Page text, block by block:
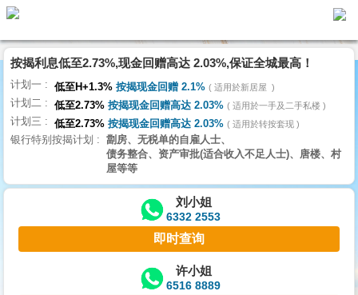
代
理
主
页
搵
楼/
交
业
主
按揭利息低至2.73%,现金回赠高达 2.03%,保证全城最高！
计划一 低至H+1.3% 按揭现金回赠 2.1% 适用於新居屋
计划二 低至2.73% 按揭现金回赠高达 2.03% 适用於一手及二手私楼
计划三 低至2.73% 按揭现金回赠高达 2.03% 适用於转按套现
银行特别按揭计划
劏房、无税单的自雇人士、
债务整合、资产审批(适合收入不足人士)、唐楼、村
屋等等
刘小姐
6332 2553
即时查询
许小姐
6516 8889